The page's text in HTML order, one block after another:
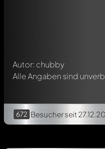
Autor: chubby
Alle Angaben sind
672 Besucherseit